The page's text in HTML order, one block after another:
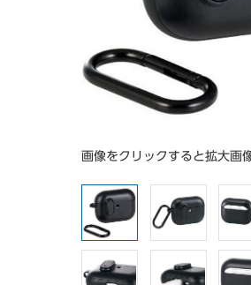
画像をクリックすると拡大画